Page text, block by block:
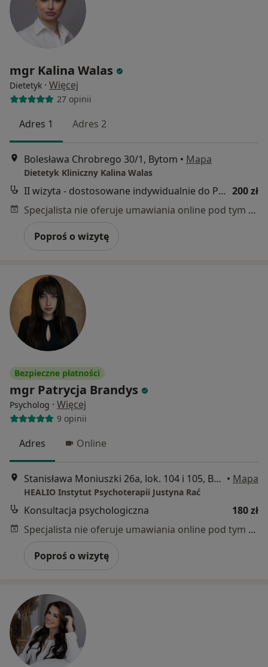
mgr Kalina Walas
Dietetyk · Więcej
27 opinii
Adres 1 Adres 2
Bolesława Chrobrego 30/1, Bytom • Mapa
Dietetyk Kliniczny Kalina Walas
II wizyta - dostosowane indywidualnie do Pacjenta zalecenia 200 zł
Specjalista nie oferuje umawiania online pod tym adresem.
Poproś o wizytę
Bezpieczne płatności
mgr Patrycja Brandys
Psycholog · Więcej
9 opinii
Adres Online
Stanisława Moniuszki 26a, lok. 104 i 105, Bytom • Mapa
HEALIO Instytut Psychoterapii Justyna Rać
Konsultacja psychologiczna
180 zł
Specjalista nie oferuje umawiania online pod tym adresem.
Poproś o wizytę